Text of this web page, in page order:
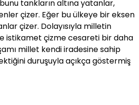
tankların altına yatanlar,
çizer. Eğer bu ülkeye bir eksen
çizer. Dolayısıyla milletin
istikamet çizme cesareti bir daha
millet kendi iradesine sahip
duruşuyla açıkça göstermiş